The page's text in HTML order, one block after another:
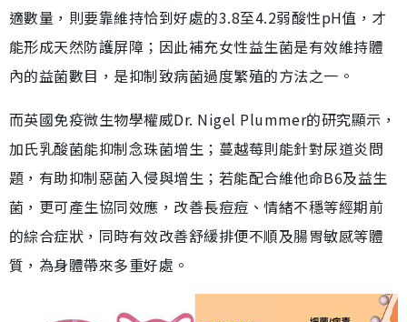
適數量，則要靠維持恰到好處的3.8至4.2弱酸性pH值，才
能形成天然防護屏障；因此補充女性益生菌是有效維持體
內的益菌數目，是抑制致病菌過度繁殖的方法之一。
而英國免疫微生物學權威Dr. Nigel Plummer的研究顯示，
加氏乳酸菌能抑制念珠菌增生；蔓越莓則能針對尿道炎問
題，有助抑制惡菌入侵與增生；若能配合維他命B6及益生
菌，更可產生協同效應，改善長痘痘、情緒不穩等經期前
的綜合症狀，同時有效改善舒緩排便不順及腸胃敏感等體
質，為身體帶來多重好處。